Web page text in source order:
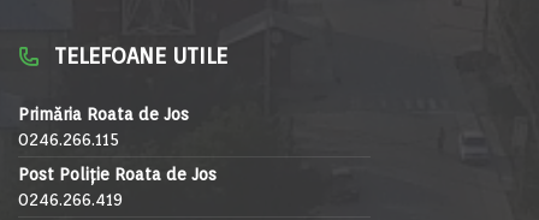
TELEFOANE UTILE
Primăria Roata de Jos
0246.266.115
Post Poliție Roata de Jos
0246.266.419